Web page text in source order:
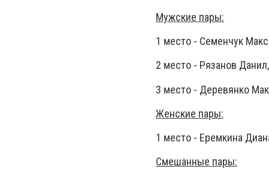
Мужские пары:
1 место - Семенчук
2 место - Рязанов
3 место - Деревянко
Женские пары:
1 место - Еремкина
Смешанные пары: